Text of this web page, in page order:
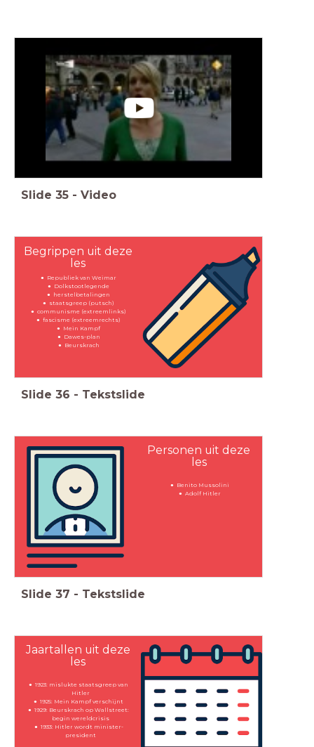
Slide 35 - Video
Begrippen uit deze
les
Republiek van Weimar
Dolkstootlegende
herstelbetalingen
staatsgreep (putsch)
communisme (extreemlinks)
fascisme (extreemrechts)
Mein Kampf
Dawes-plan
Beurskrach
Slide 36 - Tekstslide
Personen uit deze
les
Benito Mussolini
Adolf Hitler
Slide 37 - Tekstslide
Jaartallen uit deze
les
1923: mislukte staatsgreep van
Hitler
1925: Mein Kampf verschijnt
1929: Beurskrach op Wallstreet:
begin wereldcrisis
1933: Hitler wordt minister-
president